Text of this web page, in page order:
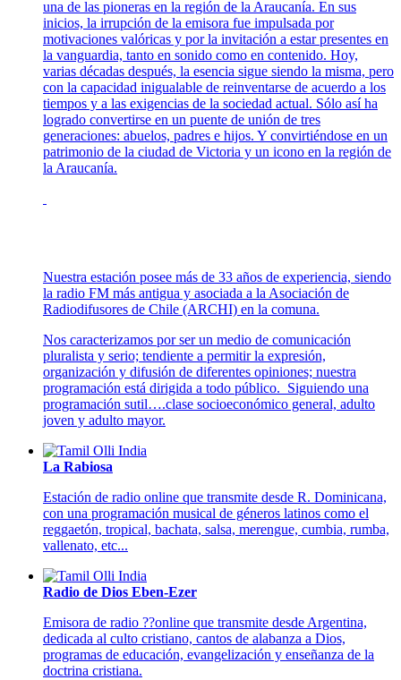
una de las pioneras en la región de la Araucanía. En sus
inicios, la irrupción de la emisora fue impulsada por
motivaciones valóricas y por la invitación a estar presentes en
la vanguardia, tanto en sonido como en contenido. Hoy,
varias décadas después, la esencia sigue siendo la misma, pero
con la capacidad inigualable de reinventarse de acuerdo a los
tiempos y a las exigencias de la sociedad actual. Sólo así ha
logrado convertirse en un puente de unión de tres
generaciones: abuelos, padres e hijos. Y convirtiéndose en un
patrimonio de la ciudad de Victoria y un icono en la región de
la Araucanía.
Nuestra estación posee más de 33 años de experiencia, siendo
la radio FM más antigua y asociada a la Asociación de
Radiodifusores de Chile (ARCHI) en la comuna.
Nos caracterizamos por ser un medio de comunicación
pluralista y serio; tendiente a permitir la expresión,
organización y difusión de diferentes opiniones; nuestra
programación está dirigida a todo público. Siguiendo una
programación sutil….clase socioeconómico general, adulto
joven y adulto mayor.
La Rabiosa
Estación de radio online que transmite desde R. Dominicana,
con una programación musical de géneros latinos como el
reggaetón, tropical, bachata, salsa, merengue, cumbia, rumba,
vallenato, etc...
Radio de Dios Eben-Ezer
Emisora de radio ??online que transmite desde Argentina,
dedicada al culto cristiano, cantos de alabanza a Dios,
programas de educación, evangelización y enseñanza de la
doctrina cristiana.